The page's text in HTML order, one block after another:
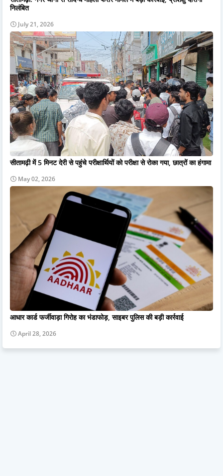
निलंबित
July 21, 2026
सीतामढ़ी में 5 मिनट देरी से पहुंचे परीक्षार्थियों को परीक्षा से रोका गया, छात्रों का हंगामा
May 02, 2026
आधार कार्ड फर्जीवाड़ा गिरोह का भंडाफोड़, साइबर पुलिस की बड़ी कार्रवाई
April 28, 2026